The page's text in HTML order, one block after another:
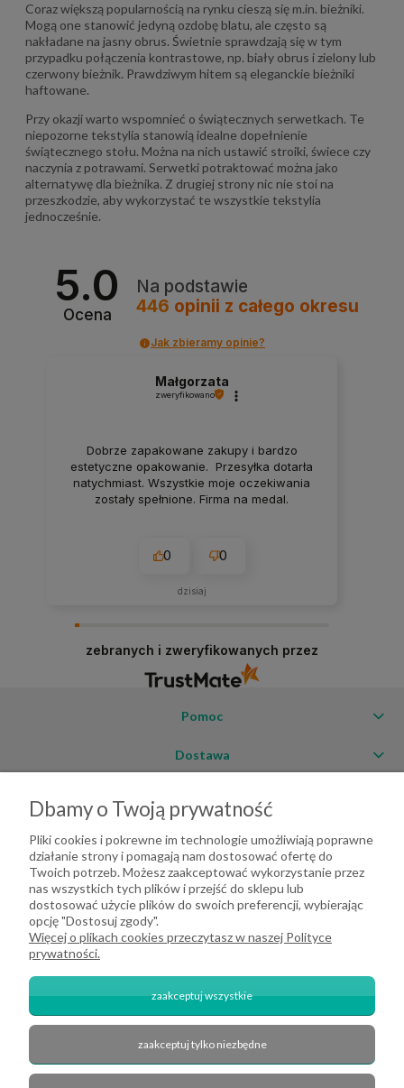
Coraz większą popularnością na rynku cieszą się m.in. bieżniki.
Mogą one stanowić jedyną ozdobę blatu, ale często są
nakładane na jasny obrus. Świetnie sprawdzają się w tym
przypadku połączenia kontrastowe, np. biały obrus i zielony lub
czerwony bieżnik. Prawdziwym hitem są eleganckie bieżniki
haftowane.
Przy okazji warto wspomnieć o świątecznych serwetkach. Te
niepozorne tekstylia stanowią idealne dopełnienie
świątecznego stołu. Można na nich ustawić stroiki, świece czy
naczynia z potrawami. Serwetki potraktować można jako
alternatywę dla bieżnika. Z drugiej strony nic nie stoi na
przeszkodzie, aby wykorzystać te wszystkie tekstylia
jednocześnie.
5.0
Ocena
Na podstawie
446 opinii z całego okresu
Jak zbieramy opinie?
Małgorzata
zweryfikowano
Dobrze zapakowane zakupy i bardzo
estetyczne opakowanie. Przesyłka dotarła
natychmiast. Wszystkie moje oczekiwania
zostały spełnione. Firma na medal.
0 0
dzisiaj
zebranych i zweryfikowanych przez
Pomoc
Dostawa
O firmie
2026 DeHome.pl | Tekstylia domowe DeHome | Przemysłowa 8, 43-430
Pierściec | E-mail: dehome@dehome.pl | Tel.: 733 666 100 | "INARI" SPÓŁKA
CYWILNA BARTŁOMIEJ SOBINA, ZDZISŁAW BOJDA | NIP: 6332161340 |
Dbamy o Twoją prywatność
Pliki cookies i pokrewne im technologie umożliwiają poprawne
działanie strony i pomagają nam dostosować ofertę do
Twoich potrzeb. Możesz zaakceptować wykorzystanie przez
nas wszystkich tych plików i przejść do sklepu lub
dostosować użycie plików do swoich preferencji, wybierając
opcję "Dostosuj zgody".
Więcej o plikach cookies przeczytasz w naszej Polityce
prywatności.
zaakceptuj wszystkie
zaakceptuj tylko niezbędne